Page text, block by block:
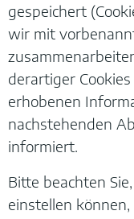
gespeichert
wir mit
derartiger
erhobenen
nachstehenden
informiert.
Bitte beachten
einstellen